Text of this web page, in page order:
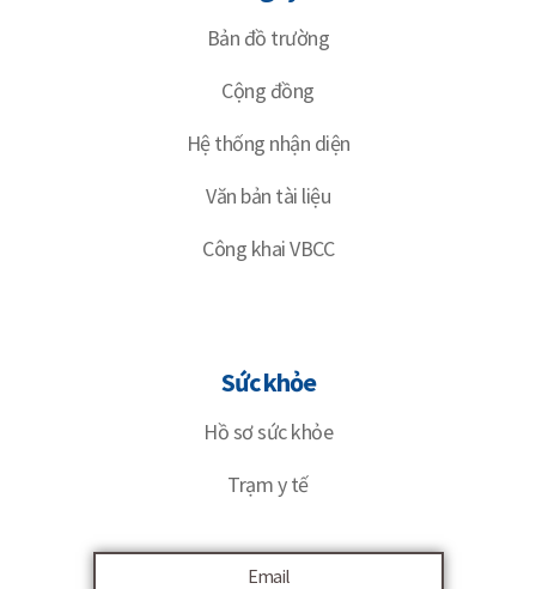
Bản đồ trường
Cộng đồng
Hệ thống nhận diện
Văn bản tài liệu
Công khai VBCC
Sức khỏe
Hồ sơ sức khỏe
Trạm y tế
Email